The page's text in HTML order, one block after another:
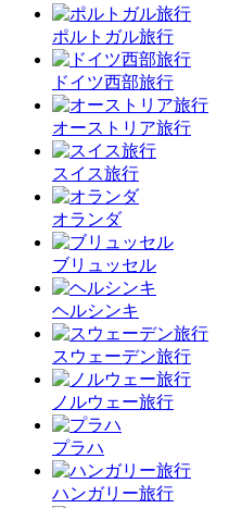
ポルトガル旅行
ドイツ西部旅行
オーストリア旅行
スイス旅行
オランダ
ブリュッセル
ヘルシンキ
スウェーデン旅行
ノルウェー旅行
プラハ
ハンガリー旅行